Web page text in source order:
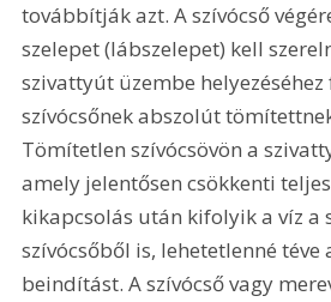
továbbítják azt. A szívócső
szelepet (lábszelepet) kell
szivattyút üzembe
szívócsőnek abszolút
Tömítetlen szívócsövön a
amely jelentősen csökkenti
kikapcsolás után kifolyik a víz a
szívócsőből is, lehetetlenné téve
beindítást. A szívócső vagy